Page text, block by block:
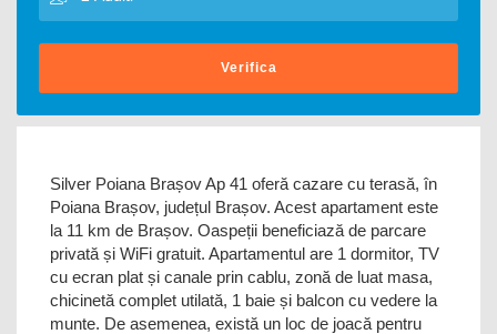
Verifica
Silver Poiana Brașov Ap 41 oferă cazare cu terasă, în
Poiana Brașov, județul Brașov. Acest apartament este
la 11 km de Brașov. Oaspeții beneficiază de parcare
privată și WiFi gratuit. Apartamentul are 1 dormitor, TV
cu ecran plat și canale prin cablu, zonă de luat masa,
chicinetă complet utilată, 1 baie și balcon cu vedere la
munte. De asemenea, există un loc de joacă pentru